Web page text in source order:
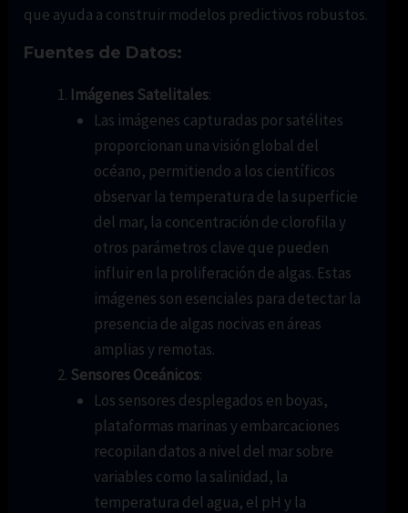
que ayuda a construir modelos predictivos robustos.
Fuentes de Datos:
Imágenes Satelitales:
Las imágenes capturadas por satélites
proporcionan una visión global del
océano, permitiendo a los científicos
observar la temperatura de la superficie
del mar, la concentración de clorofila y
otros parámetros clave que pueden
influir en la proliferación de algas. Estas
imágenes son esenciales para detectar la
presencia de algas nocivas en áreas
amplias y remotas.
Sensores Oceánicos:
Los sensores desplegados en boyas,
plataformas marinas y embarcaciones
recopilan datos a nivel del mar sobre
variables como la salinidad, la
temperatura del agua, el pH y la